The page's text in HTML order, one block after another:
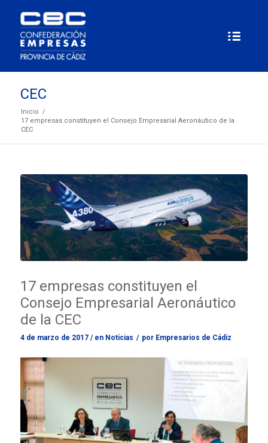
CEC
Inicio /
17 empresas constituyen el Consejo Empresarial Aeronáutico de la
CEC
17 empresas constituyen el
Consejo Empresarial Aeronáutico
de la CEC
4 de marzo de 2017/ en Noticias / por Empresarios de Cádiz